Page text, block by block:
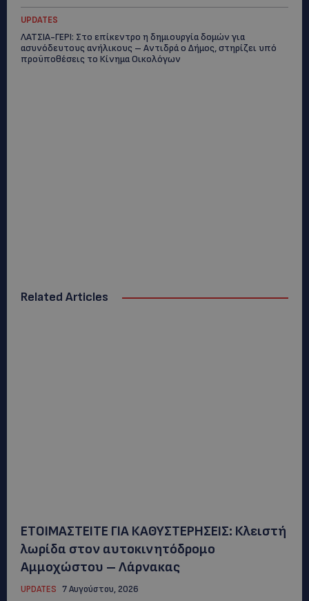
UPDATES
ΛΑΤΣΙΑ-ΓΕΡΙ: Στο επίκεντρο η δημιουργία δομών για
ασυνόδευτους ανήλικους – Αντιδρά ο Δήμος, στηρίζει υπό
προϋποθέσεις το Κίνημα Οικολόγων
Related Articles
ΕΤΟΙΜΑΣΤΕΙΤΕ ΓΙΑ ΚΑΘΥΣΤΕΡΗΣΕΙΣ: Κλειστή
λωρίδα στον αυτοκινητόδρομο
Αμμοχώστου – Λάρνακας
UPDATES 7 Αυγούστου, 2026